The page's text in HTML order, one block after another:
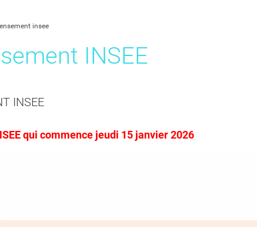
insee
INSEE
INSEE
qui commence jeudi 15 janvier 2026